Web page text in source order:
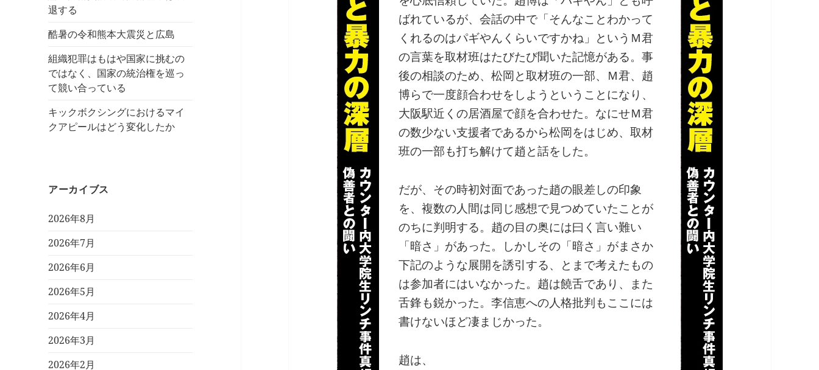
退する
酷暑の令和熊本大震災と広島
組織犯罪はもはや国家に挑むの
ではなく、国家の統治権を巡っ
て競い合っている
キックボクシングにおけるマイ
クアピールはどう変化したか
アーカイブス
2026年8月
2026年7月
2026年6月
2026年5月
2026年4月
2026年3月
2026年2月
ばれているが、会話の中で「そんなことわかって
くれるのはパギやんくらいですかね」というＭ君
の言葉を取材班はたびたび聞いた記憶がある。事
後の相談のため、松岡と取材班の一部、Ｍ君、趙
博らで一度顔合わせをしようということになり、
大阪駅近くの居酒屋で顔を合わせた。なにせＭ君
の数少ない支援者であるから松岡をはじめ、取材
班の一部も打ち解けて趙と話をした。
だが、その時初対面であった趙の眼差しの印象
を、複数の人間は同じ感想で見つめていたことが
のちに判明する。趙の目の奥には曰く言い難い
「暗さ」があった。しかしその「暗さ」がまさか
下記のような展開を誘引する、とまで考えたもの
は参加者にはいなかった。趙は饒舌であり、また
舌鋒も鋭かった。李信恵への人格批判もここには
書けないほど凄まじかった。
趙は、